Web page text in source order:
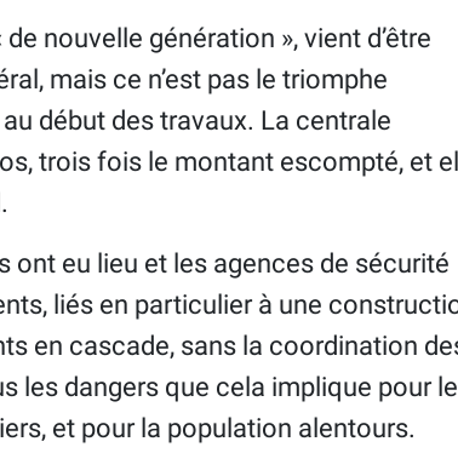
nouvelle génération », vient d’être
mais ce n’est pas le triomphe
début des travaux. La centrale
trois fois le montant escompté, et
ont eu lieu et les agences de sécurité
liés en particulier à une
en cascade, sans la coordination
les dangers que cela implique pour
et pour la population alentours.